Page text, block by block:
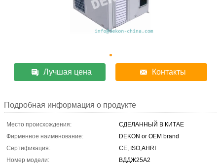
Лучшая цена Контакты
Подробная информация о продукте
Место происхождения:
СДЕЛАННЫЙ В КИТАЕ
Фирменное наименование:
DEKON or OEM brand
Сертификация:
CE, ISO,AHRI
Номер модели:
ВДДЖ25А2